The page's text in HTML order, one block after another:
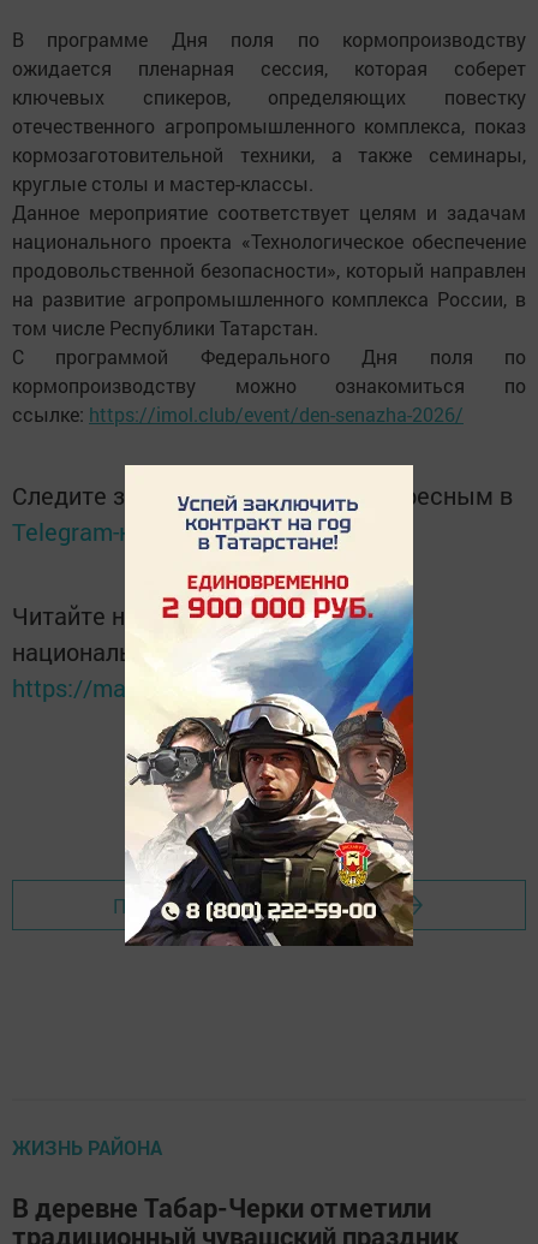
В программе Дня поля по кормопроизводству
ожидается пленарная сессия, которая соберет
ключевых спикеров, определяющих повестку
отечественного агропромышленного комплекса, показ
кормозаготовительной техники, а также семинары,
круглые столы и мастер-классы.
Данное мероприятие соответствует целям и задачам
национального проекта «Технологическое обеспечение
продовольственной безопасности», который направлен
на развитие агропромышленного комплекса России, в
том числе Республики Татарстан.
С программой Федерального Дня поля по
кормопроизводству можно ознакомиться по
ссылке: https://imol.club/event/den-senazha-2026/
Следите за самым важным и интересным в
Telegram-каналеТатмедиа
Читайте новости Татарстана в
национальном мессенджере MАХ:
https://max.ru/tatmedia
Перейти на страницу новости
ЖИЗНЬ РАЙОНА
В деревне Табар-Черки отметили
традиционный чувашский праздник